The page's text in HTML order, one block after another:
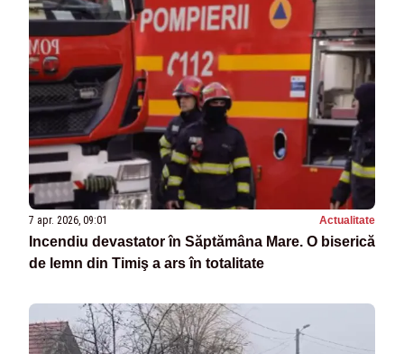
7 apr. 2026, 09:01 Actualitate
Incendiu devastator în Săptămâna Mare. O biserică
de lemn din Timiş a ars în totalitate